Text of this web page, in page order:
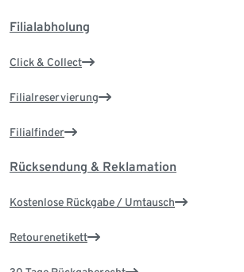
Filialabholung
Click & Collect
Filialreservierung
Filialfinder
Rücksendung & Reklamation
Kostenlose Rückgabe / Umtausch
Retourenetikett